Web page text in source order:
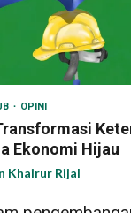
OPINI
Ekonomi Hijau
Khairur Rijal